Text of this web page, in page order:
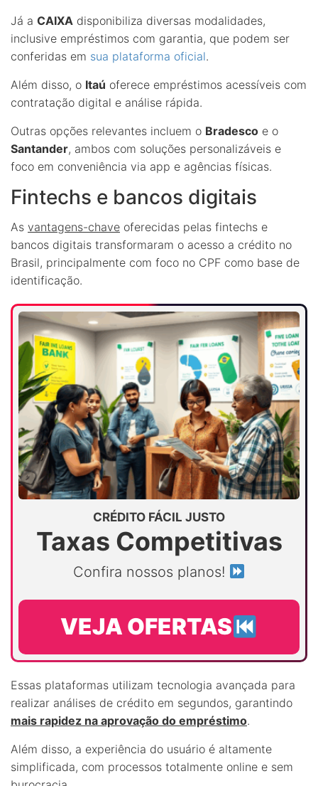
Já a CAIXA disponibiliza diversas modalidades,
inclusive empréstimos com garantia, que podem ser
conferidas em sua plataforma oficial.
Além disso, o Itaú oferece empréstimos acessíveis com
contratação digital e análise rápida.
Outras opções relevantes incluem o Bradesco e o
Santander, ambos com soluções personalizáveis e
foco em conveniência via app e agências físicas.
Fintechs e bancos digitais
As vantagens-chave oferecidas pelas fintechs e
bancos digitais transformaram o acesso a crédito no
Brasil, principalmente com foco no CPF como base de
identificação.
CRÉDITO FÁCIL JUSTO
Taxas Competitivas
Confira nossos planos!
VEJA OFERTAS
Essas plataformas utilizam tecnologia avançada para
realizar análises de crédito em segundos, garantindo
mais rapidez na aprovação do empréstimo.
Além disso, a experiência do usuário é altamente
simplificada, com processos totalmente online e sem